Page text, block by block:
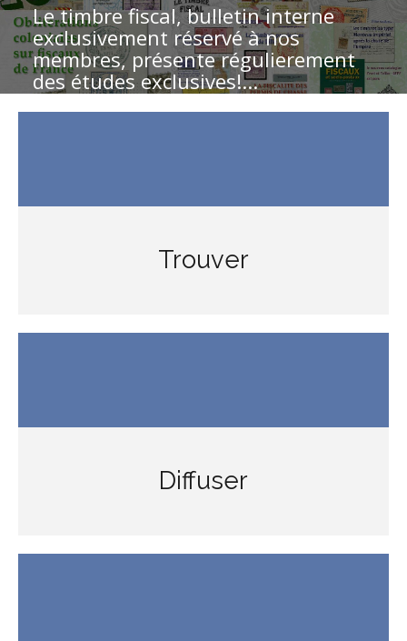
Le timbre fiscal, bulletin interne
exclusivement réservé à nos
membres, présente régulierement
des études exclusives!...
Trouver
Diffuser